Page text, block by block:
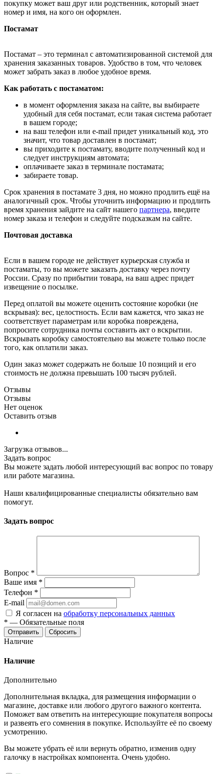
покупку может ваш друг или родственник, который знает
номер и имя, на кого он оформлен.
Постамат
Постамат – это терминал с автоматизированной системой для
хранения заказанных товаров. Удобство в том, что человек
может забрать заказ в любое удобное время.
Как работать с постаматом:
в момент оформления заказа на сайте, вы выбираете
удобный для себя постамат, если такая система работает
в вашем городе;
на ваш телефон или e-mail придет уникальный код, это
значит, что товар доставлен в постамат;
вы приходите к постамату, вводите полученный код и
следует инструкциям автомата;
оплачиваете заказ в терминале постамата;
забираете товар.
Срок хранения в постамате 3 дня, но можно продлить ещё на
аналогичный срок. Чтобы уточнить информацию и продлить
время хранения зайдите на сайт нашего партнера, введите
номер заказа и телефон и следуйте подсказкам на сайте.
Почтовая доставка
Если в вашем городе не действует курьерская служба и
постаматы, то вы можете заказать доставку через почту
России. Сразу по прибытии товара, на ваш адрес придет
извещение о посылке.
Перед оплатой вы можете оценить состояние коробки (не
вскрывая): вес, целостность. Если вам кажется, что заказ не
соответствует параметрам или коробка повреждена,
попросите сотрудника почты составить акт о вскрытии.
Вскрывать коробку самостоятельно вы можете только после
того, как оплатили заказ.
Один заказ может содержать не больше 10 позиций и его
стоимость не должна превышать 100 тысяч рублей.
Отзывы
Отзывы
Нет оценок
Оставить отзыв
Загрузка отзывов...
Задать вопрос
Вы можете задать любой интересующий вас вопрос по товару
или работе магазина.
Наши квалифицированные специалисты обязательно вам
помогут.
Задать вопрос
Вопрос *
Ваше имя *
Телефон *
E-mail
Я согласен на обработку персональных данных
* — Обязательные поля
Отправить Сбросить
Наличие
Наличие
Дополнительно
Дополнительная вкладка, для размещения информации о
магазине, доставке или любого другого важного контента.
Поможет вам ответить на интересующие покупателя вопросы
и развеять его сомнения в покупке. Используйте её по своему
усмотрению.
Вы можете убрать её или вернуть обратно, изменив одну
галочку в настройках компонента. Очень удобно.